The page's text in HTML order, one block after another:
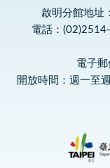
啟明分館地址
電話：
電子郵
開放時間：週一至